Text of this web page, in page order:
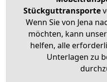
Stückguttransporte
Wenn Sie von Jena
möchten, kann
helfen, alle
Unterlagen zu